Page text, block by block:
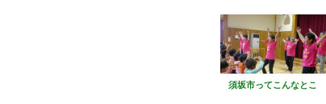
須坂市ってこんなとこ